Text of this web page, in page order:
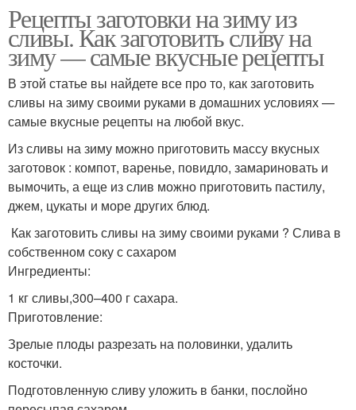
Рецепты из слив Варение из слив
Варения из слив Компот из сливы
Рецепты заготовки на зиму из
сливы. Как заготовить сливу на
зиму — самые вкусные рецепты
В этой статье вы найдете все про то, как заготовить
сливы на зиму своими руками в домашних условиях —
самые вкусные рецепты на любой вкус.
Из сливы на зиму можно приготовить массу вкусных
заготовок : компот, варенье, повидло, замариновать и
вымочить, а еще из слив можно приготовить пастилу,
джем, цукаты и море других блюд.
Как заготовить сливы на зиму своими руками ? Слива в
собственном соку с сахаром
Ингредиенты:
1 кг сливы,300–400 г сахара.
Приготовление:
Зрелые плоды разрезать на половинки, удалить
косточки.
Подготовленную сливу уложить в банки, послойно